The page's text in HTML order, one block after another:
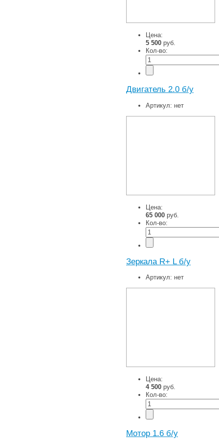
Цена:
5 500 руб.
Кол-во:
Двигатель 2.0 б/у
Артикул: нет
Цена:
65 000 руб.
Кол-во:
Зеркала R+ L б/у
Артикул: нет
Цена:
4 500 руб.
Кол-во:
Мотор 1.6 б/у